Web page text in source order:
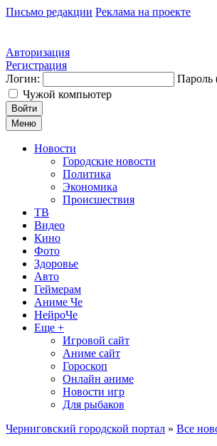
Письмо редакции Реклама на проекте
Авторизация
Регистрация
Логин:
Пароль
Чужой компьютер
Войти
Меню
Новости
Городские новости
Политика
Экономика
Происшествия
ТВ
Видео
Кино
Фото
Здоровье
Авто
Геймерам
Аниме Че
НейроЧе
Еще +
Игровой сайт
Аниме сайт
Гороскоп
Онлайн аниме
Новости игр
Для рыбаков
Черниговский городской портал » Все